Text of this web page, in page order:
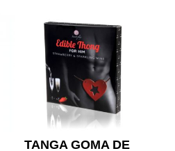
TANGA GOMA DE